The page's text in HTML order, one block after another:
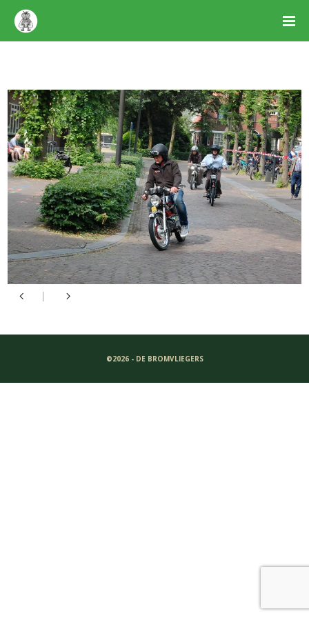
©2026 - DE BROMVLIEGERS